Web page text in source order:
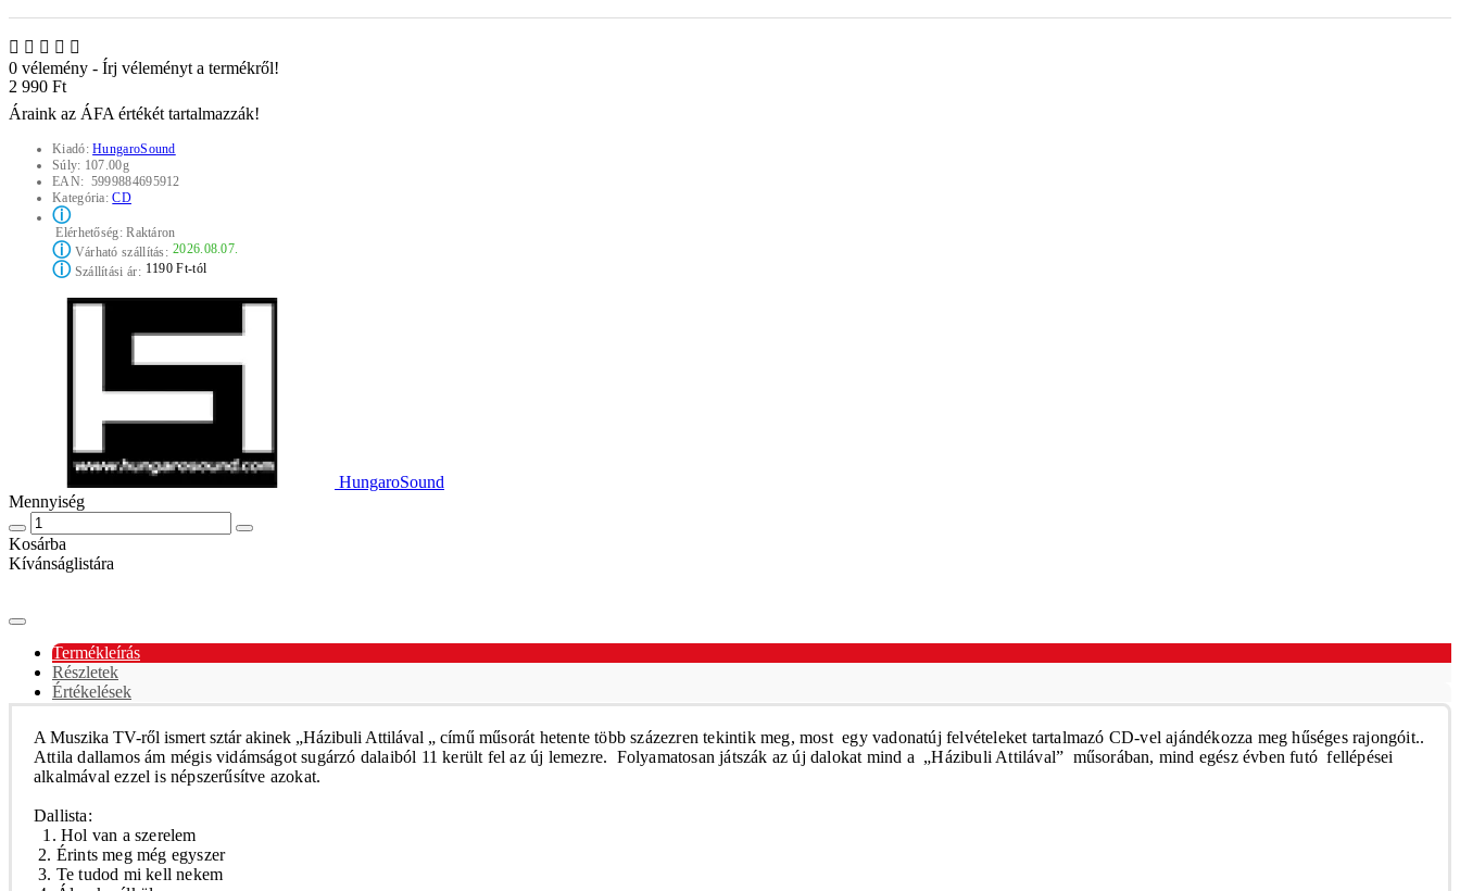
0 vélemény - Írj véleményt a termékről!
2 990 Ft
Áraink az ÁFA értékét tartalmazzák!
Kiadó:HungaroSound
Súly: 107.00g
EAN: 5999884695912
Kategória:CD
ⓘ
Elérhetőség:Raktáron
ⓘVárható szállítás: 2026.08.07.
ⓘSzállítási ár: 1190 Ft-tól
HungaroSound
Mennyiség
Kosárba
Kívánságlistára
Termékleírás
Részletek
Értékelések
A Muszika TV-ről ismert sztár akinek „Házibuli Attilával „ című műsorát hetente több százezren tekintik meg, mostegy vadonatúj felvételeket tartalmazó CD-velajándékozza meg hűséges rajongóit..
Attila dallamos ám mégis vidámságot sugárzó dalaiból 11 került fel az új lemezre. Folyamatosan játszák az új dalokat mind a „Házibuli Attilával” műsorában, mind egész évben futó fellépései
alkalmával ezzel is népszerűsítve azokat.
Dallista:
1. Hol van a szerelem
2. Érints meg még egyszer
3. Te tudod mi kell nekem